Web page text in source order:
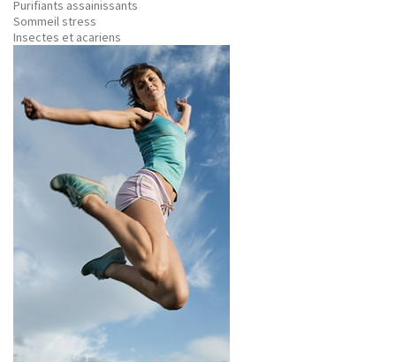
Purifiants assainissants
Sommeil stress
Insectes et acariens